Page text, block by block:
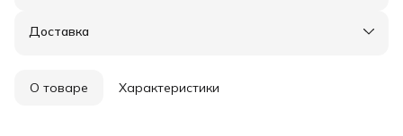
Доставка
О товаре Характеристики